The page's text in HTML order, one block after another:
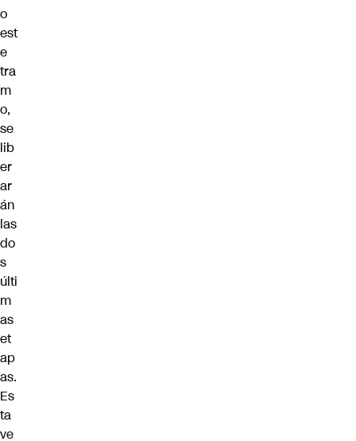
o
est
e
tra
m
o,
se
lib
er
ar
án
las
do
s
últi
m
as
et
ap
as.
Es
ta
ve